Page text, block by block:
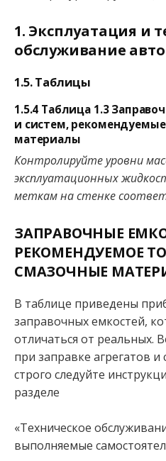
1. Эксплуатация и
обслуживание
1.5. Таблицы
1.5.4 Таблица 1.3
и систем,
материалы
Контролируйте уровни
эксплуатационных
меткам на стенке
ЗАПРАВОЧНЫЕ
РЕКОМЕНДУЕМОЕ
СМАЗОЧНЫЕ
В таблице приведены
заправочных емкостей,
отличаться от реальных.
при заправке агрегатов
строго следуйте
разделе
«Техническое
выполняемые